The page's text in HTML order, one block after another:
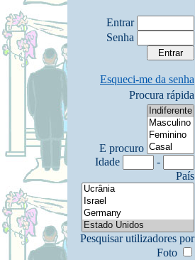
Entrar
Senha
Esqueci-me da senha
Procura rápida
E procuro
Idade
-
País
Pesquisar utilizadores por
Foto